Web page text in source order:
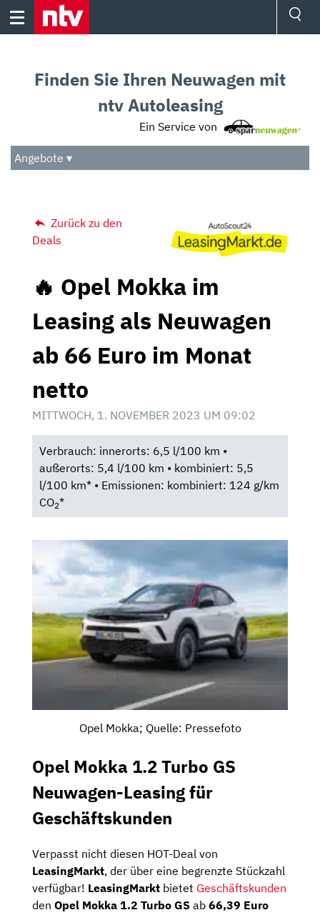
Skip
Audio
Das Beste
Finden Sie Ihren Neuwagen mit
ntv Autoleasing
Ein Service von
Angebote ▾
Zurück zu den
Deals
🔥 Opel Mokka im
Leasing als Neuwagen
ab 66 Euro im Monat
netto
MITTWOCH, 1. NOVEMBER 2023 UM 09:02
Verbrauch: innerorts: 6,5 l/100 km •
außerorts: 5,4 l/100 km • kombiniert: 5,5
l/100 km* • Emissionen: kombiniert: 124 g/km
CO2*
Opel Mokka; Quelle: Pressefoto
Opel Mokka 1.2 Turbo GS
Neuwagen-Leasing für
Geschäftskunden
Verpasst nicht diesen HOT-Deal von
LeasingMarkt, der über eine begrenzte Stückzahl
verfügbar! LeasingMarkt bietet Geschäftskunden
den Opel Mokka 1.2 Turbo GS ab 66,39 Euro